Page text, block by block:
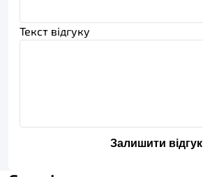
Текст відгуку
Залишити відгук